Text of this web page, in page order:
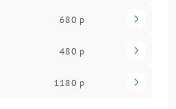
680 р
480 р
1180 р